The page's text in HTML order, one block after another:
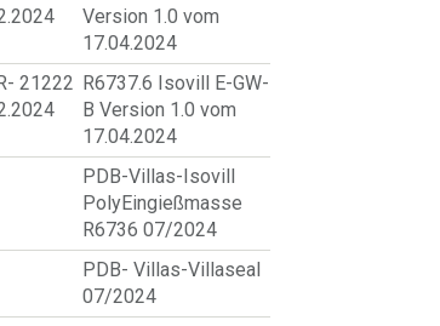
Version 1.0 vom
17.04.2024
21222 R6737.6 Isovill E-GW-
B Version 1.0 vom
17.04.2024
PDB-Villas-Isovill
PolyEingießmasse
R6736 07/2024
PDB- Villas-Villaseal
07/2024